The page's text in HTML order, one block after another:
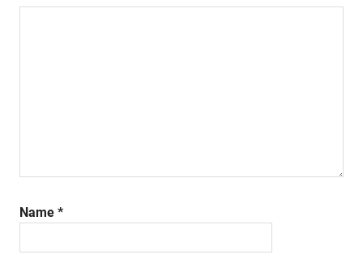
Name *